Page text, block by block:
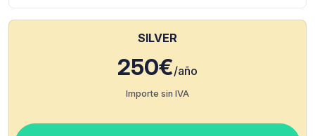
SILVER
250€/año
Importe sin IVA